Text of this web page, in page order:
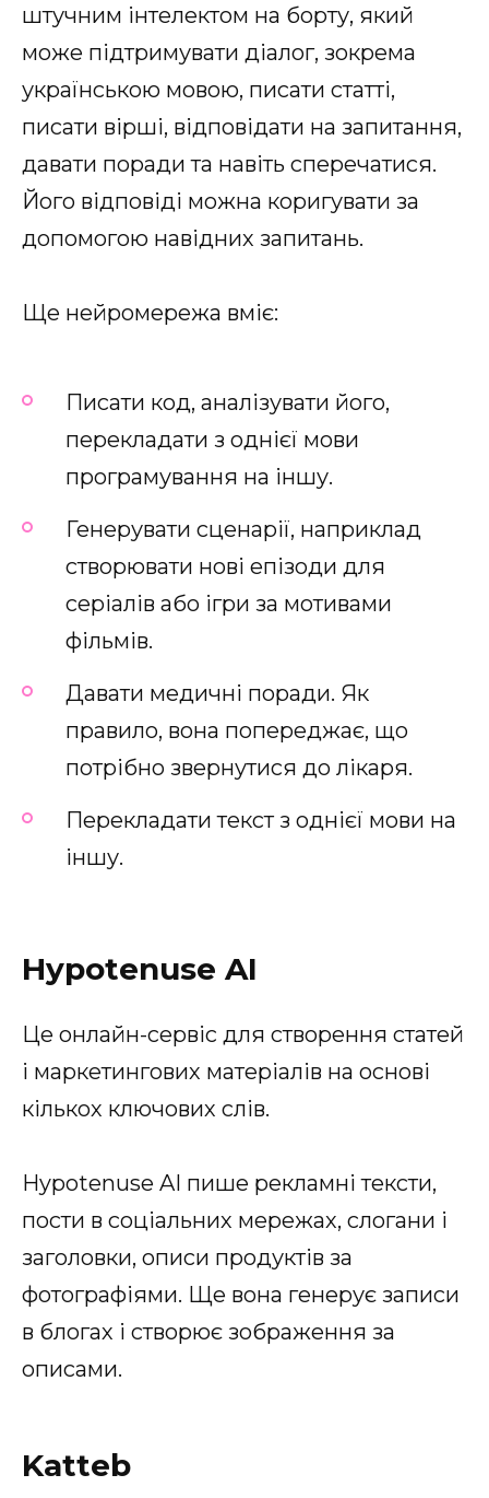
штучним інтелектом на борту, який
може підтримувати діалог, зокрема
українською мовою, писати статті,
писати вірші, відповідати на запитання,
давати поради та навіть сперечатися.
Його відповіді можна коригувати за
допомогою навідних запитань.
Ще нейромережа вміє:
Писати код, аналізувати його,
перекладати з однієї мови
програмування на іншу.
Генерувати сценарії, наприклад
створювати нові епізоди для
серіалів або ігри за мотивами
фільмів.
Давати медичні поради. Як
правило, вона попереджає, що
потрібно звернутися до лікаря.
Перекладати текст з однієї мови на
іншу.
Hypotenuse AI
Це онлайн-сервіс для створення статей
і маркетингових матеріалів на основі
кількох ключових слів.
Hypotenuse AI пише рекламні тексти,
пости в соціальних мережах, слогани і
заголовки, описи продуктів за
фотографіями. Ще вона генерує записи
в блогах і створює зображення за
описами.
Katteb